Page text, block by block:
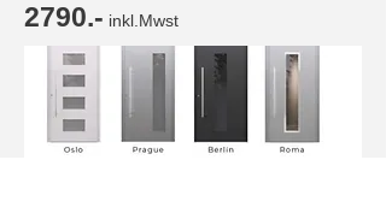
2790.- inkl.Mwst